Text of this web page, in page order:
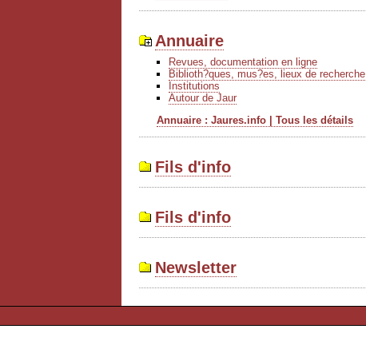
Annuaire
Revues, documentation en ligne
Biblioth?ques, mus?es, lieux de recherche
Institutions
Autour de Jaur
Annuaire : Jaures.info | Tous les détails
Fils d'info
Fils d'info
Newsletter